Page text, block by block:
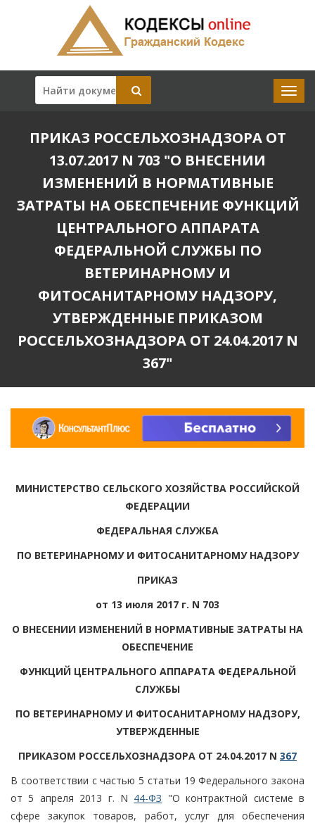
ПРИКАЗ РОССЕЛЬХОЗНАДЗОРА ОТ
13.07.2017 N 703 "О ВНЕСЕНИИ
ИЗМЕНЕНИЙ В НОРМАТИВНЫЕ
ЗАТРАТЫ НА ОБЕСПЕЧЕНИЕ ФУНКЦИЙ
ЦЕНТРАЛЬНОГО АППАРАТА
ФЕДЕРАЛЬНОЙ СЛУЖБЫ ПО
ВЕТЕРИНАРНОМУ И
ФИТОСАНИТАРНОМУ НАДЗОРУ,
УТВЕРЖДЕННЫЕ ПРИКАЗОМ
РОССЕЛЬХОЗНАДЗОРА ОТ 24.04.2017 N
367"
МИНИСТЕРСТВО СЕЛЬСКОГО ХОЗЯЙСТВА РОССИЙСКОЙ
ФЕДЕРАЦИИ
ФЕДЕРАЛЬНАЯ СЛУЖБА
ПО ВЕТЕРИНАРНОМУ И ФИТОСАНИТАРНОМУ НАДЗОРУ
ПРИКАЗ
от 13 июля 2017 г. N 703
О ВНЕСЕНИИ ИЗМЕНЕНИЙ В НОРМАТИВНЫЕ ЗАТРАТЫ НА
ОБЕСПЕЧЕНИЕ
ФУНКЦИЙ ЦЕНТРАЛЬНОГО АППАРАТА ФЕДЕРАЛЬНОЙ
СЛУЖБЫ
ПО ВЕТЕРИНАРНОМУ И ФИТОСАНИТАРНОМУ НАДЗОРУ,
УТВЕРЖДЕННЫЕ
ПРИКАЗОМ РОССЕЛЬХОЗНАДЗОРА ОТ 24.04.2017 N 367
В соответствии с частью 5 статьи 19 Федерального закона
от 5 апреля 2013 г. N 44-ФЗ "О контрактной системе в
сфере закупок товаров, работ, услуг для обеспечения